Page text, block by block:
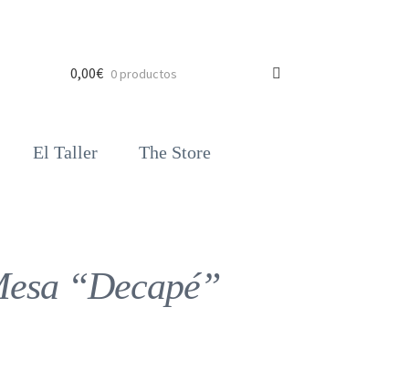
0,00€ 0 productos
El Taller The Store
“Decapé”